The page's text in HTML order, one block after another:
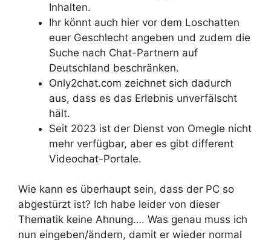
Inhalten.
Ihr könnt auch hier vor dem Loschatten
euer Geschlecht angeben und zudem die
Suche nach Chat-Partnern auf
Deutschland beschränken.
Only2chat.com zeichnet sich dadurch
aus, dass es das Erlebnis unverfälscht
hält.
Seit 2023 ist der Dienst von Omegle nicht
mehr verfügbar, aber es gibt different
Videochat-Portale.
Wie kann es überhaupt sein, dass der PC so
abgestürzt ist? Ich habe leider von dieser
Thematik keine Ahnung…. Was genau muss ich
nun eingeben/ändern, damit er wieder normal